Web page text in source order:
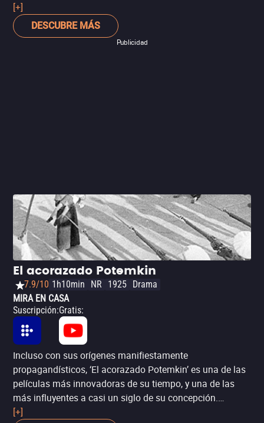
latinoamericano del siglo XXI, y que por sí sola le merece
su lugar en el olimpo de los grandes directores de la
historia. ‘La ciénaga’ es un incisivo retrato de la
[+]
DESCUBRE MÁS
Publicidad
El acorazado Potemkin
7.9/10 1h10min NR 1925 Drama
MIRA EN CASA
Suscripción:Gratis:
Incluso con sus orígenes manifiestamente
propagandísticos, ‘El acorazado Potemkin’ es una de las
películas más innovadoras de su tiempo, y una de las
más influyentes a casi un siglo de su concepción.
Aunque tiene una naturaleza panfletaria en el contexto
[+]